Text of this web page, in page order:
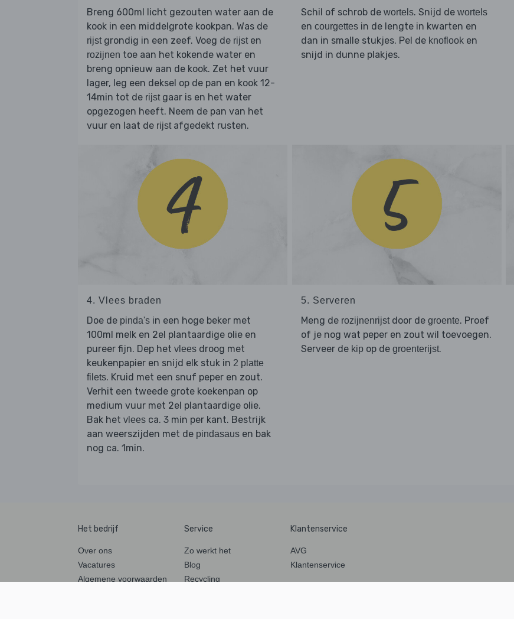
Breng 600ml licht gezouten water aan de
kook in een middelgrote kookpan. Was de
rijstgrondig in een zeef. Voeg de rijsten
rozijnen toe aan het kokende water en
breng opnieuw aan de kook. Zet het vuur
lager, leg een deksel op de pan en kook 12-
14min tot de rijstgaar is en het water
opgezogen heeft. Neem de pan van het
vuur en laat de rijstafgedekt rusten.
Schil of schrob de wortels. Snijd de wortels
en courgettesin de lengte in kwarten en
dan in smalle stukjes. Pel de knoflooken
snijd in dunne plakjes.
4. Vlees braden
Doe de pinda's in een hoge beker met
100ml melk en 2el plantaardige olie en
pureer fijn. Dep het vlees droog met
keukenpapier en snijd elk stuk in 2 platte
filets. Kruid met een snuf peper en zout.
Verhit een tweede grote koekenpan op
medium vuur met 2el plantaardige olie.
Bak het vlees ca. 3 min per kant. Bestrijk
aan weerszijden met de pindasaus en bak
nog ca. 1min.
5. Serveren
Meng de rozijnenrijstdoor de groente. Proef
of je nog wat peper en zout wil toevoegen.
Serveer de kipop de groenterijst.
Het bedrijf
Over ons
Vacatures
Algemene voorwaarden
Service
Zo werkt het
Blog
Recycling
Klantenservice
AVG
Klantenservice